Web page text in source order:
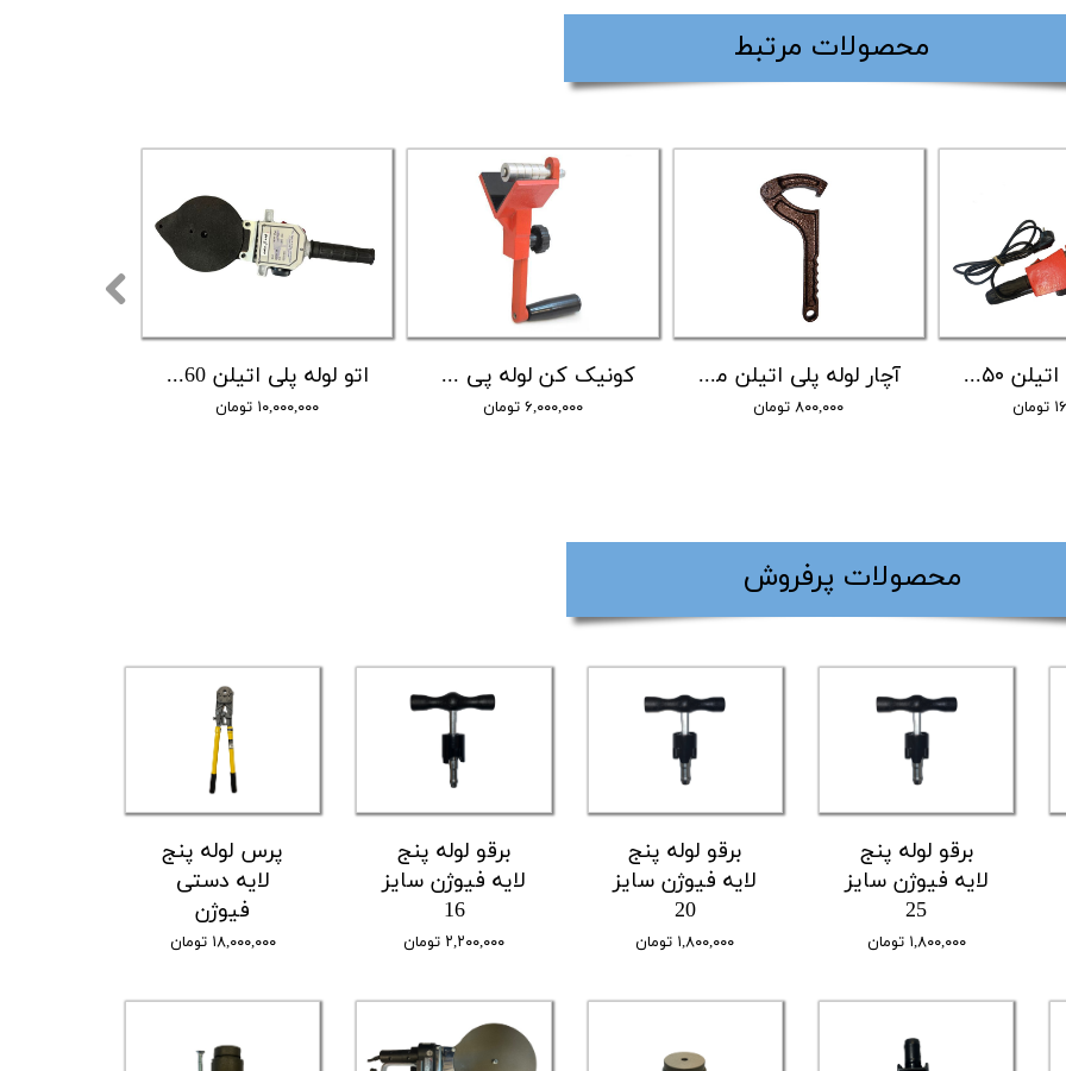
​محصولات مرتبط
اتو لوله پلی اتیلن 160 ایده آل صنعت
۱۰,۰۰۰,۰۰۰ تومان
کونیک کن لوله پی وی سی ایده آل صنعت
۶,۰۰۰,۰۰۰ تومان
آچار لوله پلی اتیلن متحرک بزرگ 63-125 ایده آل صنعت
۸۰۰,۰۰۰ تومان
اتو لوله پلی اتیلن ۲۵۰ ایده آل صنعت
برقو لوله پنج
لایه فیوژن سایز
25
۱,۸۰۰,۰۰۰ تومان
برقو لوله پنج
لایه فیوژن سایز
20
۱,۸۰۰,۰۰۰ تومان
برقو لوله پنج
لایه فیوژن سایز
16
۲,۲۰۰,۰۰۰ تومان
پرس لوله پنج
لایه دستی
فیوژن
۱۸,۰۰۰,۰۰۰ تومان
​محصولات پرفروش